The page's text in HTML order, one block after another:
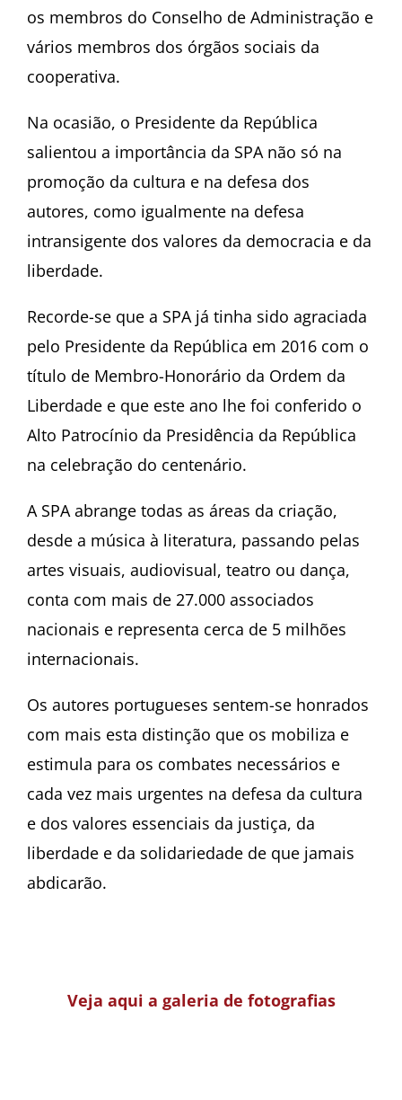
os membros do Conselho de Administração e
vários membros dos órgãos sociais da
cooperativa.
Na ocasião, o Presidente da República
salientou a importância da SPA não só na
promoção da cultura e na defesa dos
autores, como igualmente na defesa
intransigente dos valores da democracia e da
liberdade.
Recorde-se que a SPA já tinha sido agraciada
pelo Presidente da República em 2016 com o
título de Membro-Honorário da Ordem da
Liberdade e que este ano lhe foi conferido o
Alto Patrocínio da Presidência da República
na celebração do centenário.
A SPA abrange todas as áreas da criação,
desde a música à literatura, passando pelas
artes visuais, audiovisual, teatro ou dança,
conta com mais de 27.000 associados
nacionais e representa cerca de 5 milhões
internacionais.
Os autores portugueses sentem-se honrados
com mais esta distinção que os mobiliza e
estimula para os combates necessários e
cada vez mais urgentes na defesa da cultura
e dos valores essenciais da justiça, da
liberdade e da solidariedade de que jamais
abdicarão.
Veja aqui a galeria de fotografias